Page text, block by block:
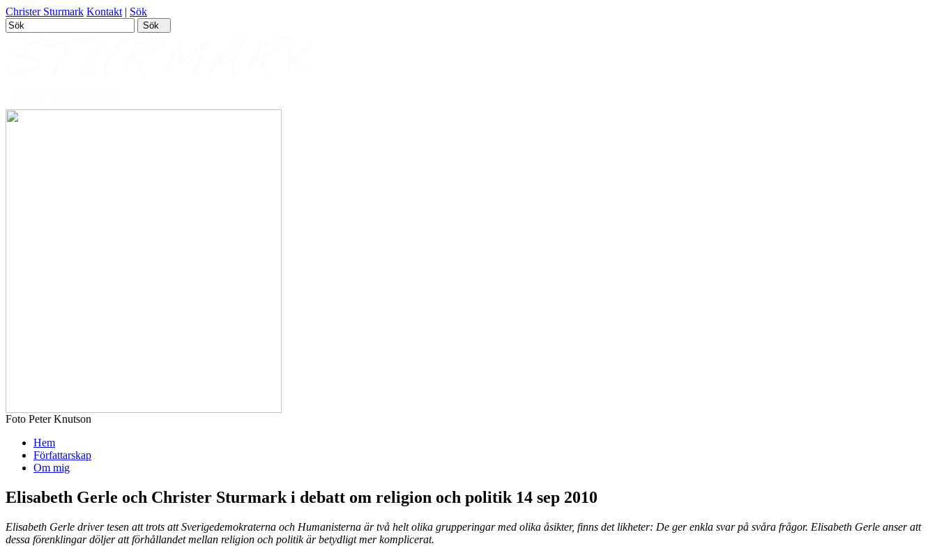
Christer Sturmark Kontakt | Sök
Foto Peter Knutson
Hem
Författarskap
Om mig
Elisabeth Gerle och Christer Sturmark i debatt om religion och politik 14 sep 2010
Elisabeth Gerle driver tesen att trots att Sverigedemokraterna och Humanisterna är två helt olika grupperingar med olika åsikter, finns det likheter: De ger enkla svar på svåra frågor. Elisabeth Gerle anser att
dessa förenklingar döljer att förhållandet mellan religion och politik är betydligt mer komplicerat.